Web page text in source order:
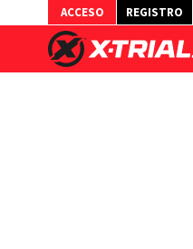
ACCESO REGISTRO